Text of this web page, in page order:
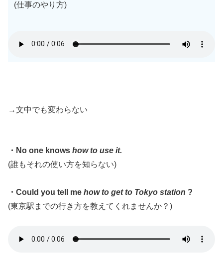
(仕事のやり方)
→文中でも変わらない
・No one knows how to use it.
(誰もそれの使い方を知らない)
・Could you tell me how to get to Tokyo station ?
(東京駅までの行き方を教えてくれませんか？)